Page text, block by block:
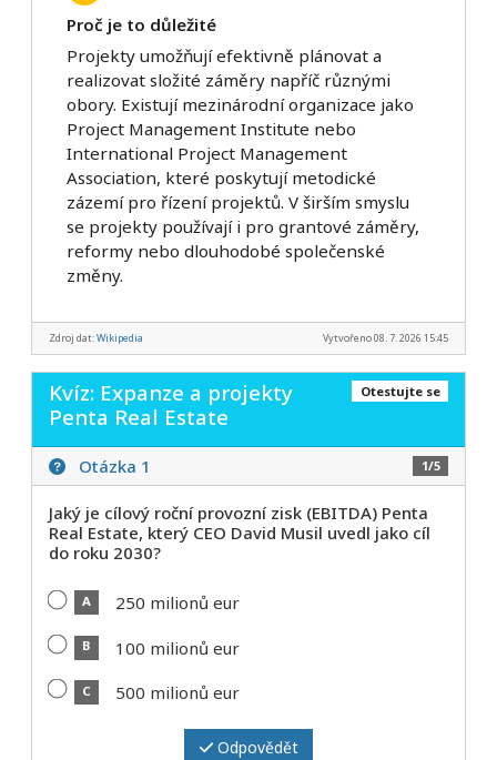
Proč je to důležité
Projekty umožňují efektivně plánovat a
realizovat složité záměry napříč různými
obory. Existují mezinárodní organizace jako
Project Management Institute nebo
International Project Management
Association, které poskytují metodické
zázemí pro řízení projektů. V širším smyslu
se projekty používají i pro grantové záměry,
reformy nebo dlouhodobé společenské
změny.
Vytvořeno 08. 7. 2026 15:45
Zdroj dat:Wikipedia
Otestujte se
Kvíz: Expanze a projekty
Penta Real Estate
Otázka 1 1/5
Jaký je cílový roční provozní zisk (EBITDA) Penta
Real Estate, který CEO David Musil uvedl jako cíl
do roku 2030?
A 250 milionů eur
B 100 milionů eur
C 500 milionů eur
Odpovědět